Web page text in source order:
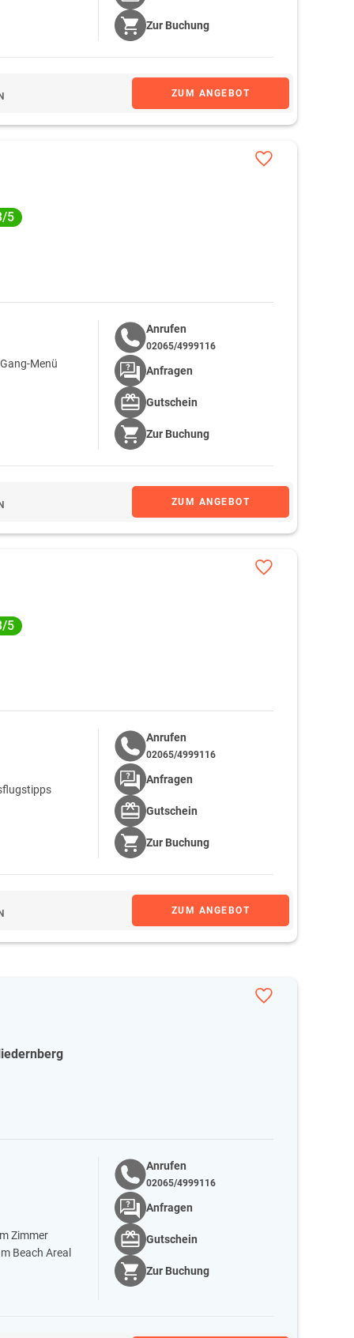
ZUM ANGEBOT
Zur Buchung
5
Menü
ZUM ANGEBOT
Anrufen
02065/4999116
Anfragen
Gutschein
Zur Buchung
5
ZUM ANGEBOT
Anrufen
02065/4999116
Anfragen
Gutschein
Zur Buchung
Zimmer
Beach Areal
Anrufen
02065/4999116
Anfragen
Gutschein
Zur Buchung